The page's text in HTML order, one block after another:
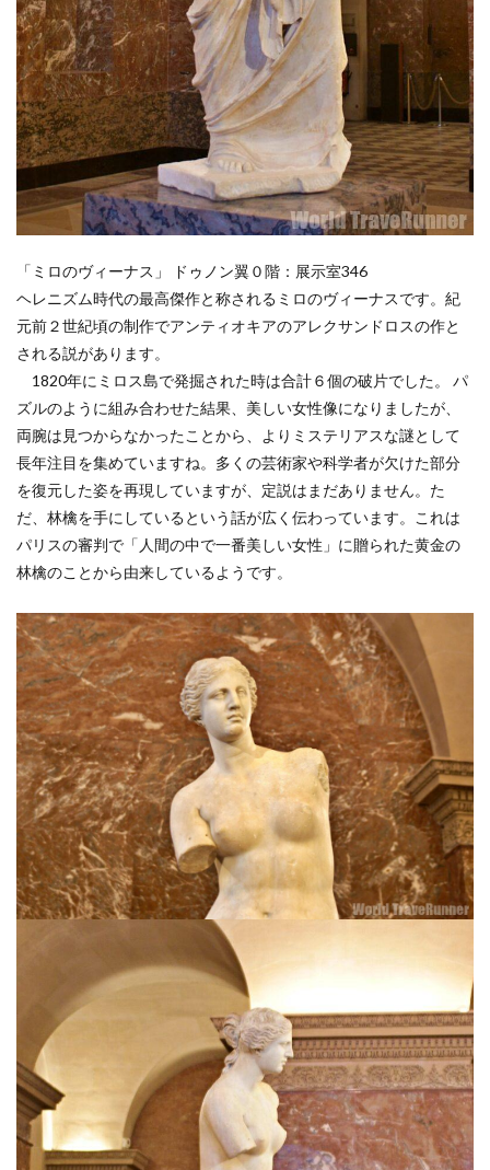
「ミロのヴィーナス」 ドゥノン翼０階：展示室346
ヘレニズム時代の最高傑作と称されるミロのヴィーナスです。紀
元前２世紀頃の制作でアンティオキアのアレクサンドロスの作と
される説があります。
1820年にミロス島で発掘された時は合計６個の破片でした。 パ
ズルのように組み合わせた結果、美しい女性像になりましたが、
両腕は見つからなかったことから、よりミステリアスな謎として
長年注目を集めていますね。多くの芸術家や科学者が欠けた部分
を復元した姿を再現していますが、定説はまだありません。た
だ、林檎を手にしているという話が広く伝わっています。これは
パリスの審判で「人間の中で一番美しい女性」に贈られた黄金の
林檎のことから由来しているようです。